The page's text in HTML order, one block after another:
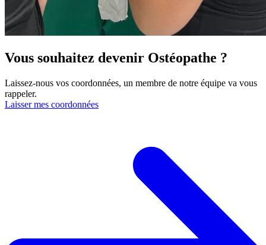
Vous souhaitez devenir Ostéopathe ?
Laissez-nous vos coordonnées, un membre de notre équipe va vous
rappeler.
Laisser mes coordonnées